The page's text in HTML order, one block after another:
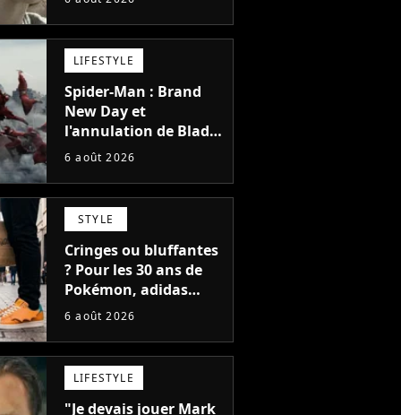
LIFESTYLE
Spider-Man : Brand
New Day et
l'annulation de Blade
montrent que Marvel
faire quoi que ce soit
de simple
6 août 2026
STYLE
Cringes ou bluffantes
? Pour les 30 ans de
Pokémon, adidas
dévoile une énorme
et je ne sais pas quoi
en penser
6 août 2026
LIFESTYLE
"Je devais jouer Mark